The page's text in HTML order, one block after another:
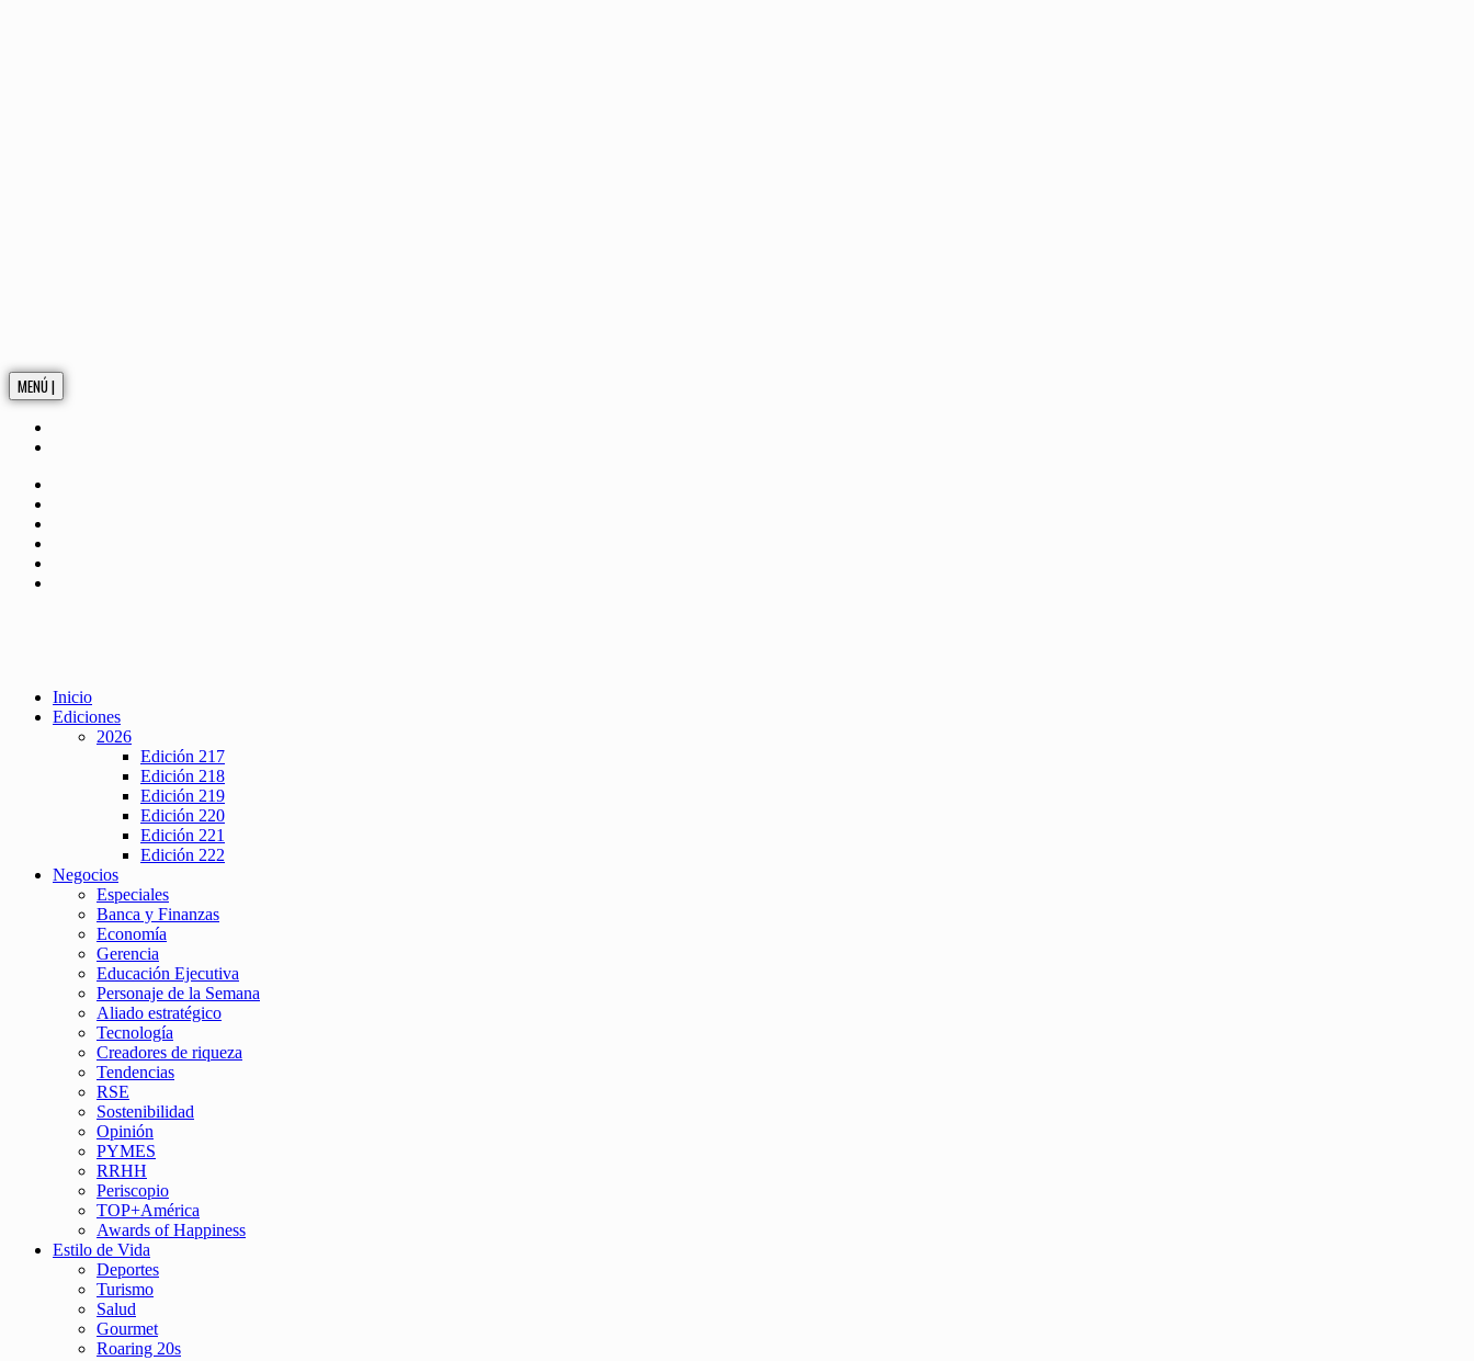
MENÚ |
Inicio
Ediciones
2026
Edición 217
Edición 218
Edición 219
Edición 220
Edición 221
Edición 222
Negocios
Especiales
Banca y Finanzas
Economía
Gerencia
Educación Ejecutiva
Personaje de la Semana
Aliado estratégico
Tecnología
Creadores de riqueza
Tendencias
RSE
Sostenibilidad
Opinión
PYMES
RRHH
Periscopio
TOP+América
Awards of Happiness
Estilo de Vida
Deportes
Turismo
Salud
Gourmet
Roaring 20s